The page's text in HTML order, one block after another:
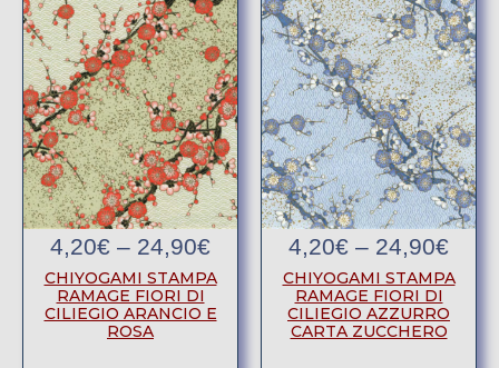
4,20€ – 24,90€
CHIYOGAMI STAMPA
RAMAGE FIORI DI
CILIEGIO ARANCIO E
ROSA
4,20€ – 24,90€
CHIYOGAMI STAMPA
RAMAGE FIORI DI
CILIEGIO AZZURRO
CARTA ZUCCHERO